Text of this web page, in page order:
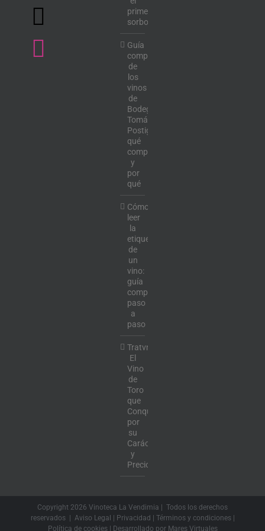
primer
sorbo
Guía
completa
de
los
vinos
de
Bodega
Tomás
Postigo:
qué
comprar
y
por
qué
Cómo
leer
la
etiqueta
de
un
vino:
guía
completa
paso
a
paso
Tratvm:
El
Vino
de
Toro
que
Conquista
por
su
Carácter
y
Precio
Copyright 2026 Vinoteca La Vendimia | Todos los derechos
reservados | Aviso Legal Privacidad Términos y condiciones|
Política de cookies| Desarrollado por Mares Virtuales